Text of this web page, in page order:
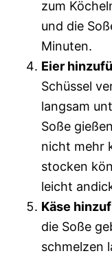
zum
und die
Minuten.
Eier
Schüssel
langsam
Soße
nicht mehr
stocken
leicht
Käse
die Soße
schmelzen